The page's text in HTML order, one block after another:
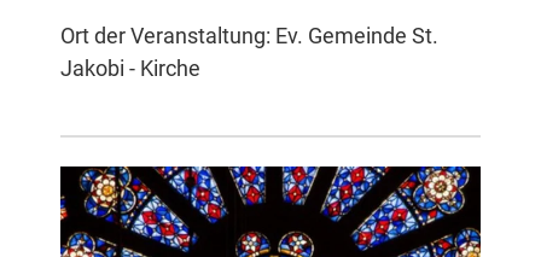
Ort der Veranstaltung: Ev. Gemeinde St.
Jakobi - Kirche